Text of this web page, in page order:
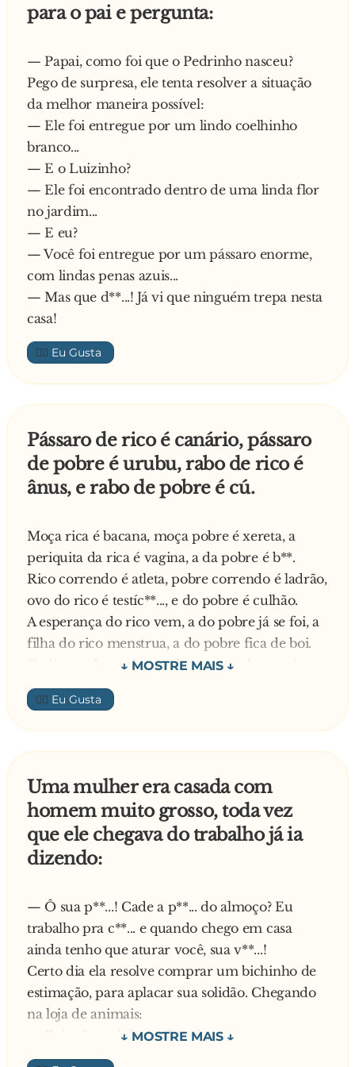
e o pobre toma no cú.
amanhã. (Roberto Cyber) Mais vale um pássaro
Mais vale um pássaro na mão do que ser pai aos
18.
Mais vale uma teta na mão do que duas no
sutiã.
Mais virgindades já se perderam pela
curiosidade do que pelo amor.
Malandra é a pulga que espera a comida na
cama.
Malandro é o pato que tem os dedos grudados
pra não usar aliança. (Roberto Kamil) Mamãe
precisa de uma nora.
Mantenha distância, freio a bafo.
Mantenha lonjura, ruim de freio!!! (Márcio
Gomes) Marido de mulher feia sempre acorda
assustado.
Marido de mulher feia tem raiva de feriado.
Marido e menstruação: quando chega
Me chama de lento quem nunca viu corrida de
tartaruga. (Roberto Cyber) Melancia grande e
mulher muito boa, ninguém come sozinho.
saudade do que de fome. (Roberto Cyber)
Meninas, o cialisado chegou!
Meu coração é de Jesus, meu pulmão da Souza
Cruz.
Meu coração só tem um habitante: você!
Meu negócio é sombra, água fresca e jornal de
termina.
para o pai e pergunta:
— Papai, como foi que o Pedrinho nasceu?
Pego de surpresa, ele tenta resolver a situação
da melhor maneira possível:
— Ele foi entregue por um lindo coelhinho
branco...
— E o Luizinho?
— Ele foi encontrado dentro de uma linda flor
no jardim...
— E eu?
— Você foi entregue por um pássaro enorme,
com lindas penas azuis...
— Mas que d**...! Já vi que ninguém trepa nesta
casa!
👍🏼
Pássaro de rico é canário, pássaro
de pobre é urubu, rabo de rico é
ânus, e rabo de pobre é cú.
Moça rica é bacana, moça pobre é xereta, a
periquita da rica é vagina, a da pobre é b**.
Rico correndo é atleta, pobre correndo é ladrão,
ovo do rico é testíc**..., e do pobre é culhão.
A esperança do rico vem, a do pobre já se foi, a
filha do rico menstrua, a do pobre fica de boi.
O rico usa bengala, o pobre usa muleta, o rico se
masturba, o pobre bate p**....
Mas a vida é assim mesmo, seja no norte ou no
sul, o rico toma champanhe, e o pobre toma no
cú.
👍🏼
Uma mulher era casada com
homem muito grosso, toda vez
que ele chegava do trabalho já ia
dizendo:
— Ô sua p**...! Cade a p**... do almoço? Eu
trabalho pra c**... e quando chego em casa
ainda tenho que aturar você, sua v**...!
Certo dia ela resolve comprar um bichinho de
estimação, para aplacar sua solidão. Chegando
na loja de animais:
— Pois não, minha senhora?
— Eu vim comprar um bichinho de estimação